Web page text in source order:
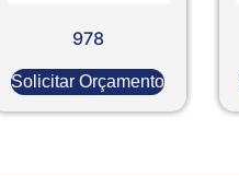
978
Solicitar Orçamento